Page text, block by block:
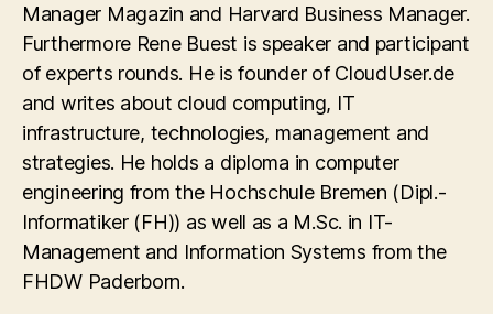
Manager Magazin and Harvard Business Manager.
Furthermore Rene Buest is speaker and participant
of experts rounds. He is founder of CloudUser.de
and writes about cloud computing, IT
infrastructure, technologies, management and
strategies. He holds a diploma in computer
engineering from the Hochschule Bremen (Dipl.-
Informatiker (FH)) as well as a M.Sc. in IT-
Management and Information Systems from the
FHDW Paderborn.